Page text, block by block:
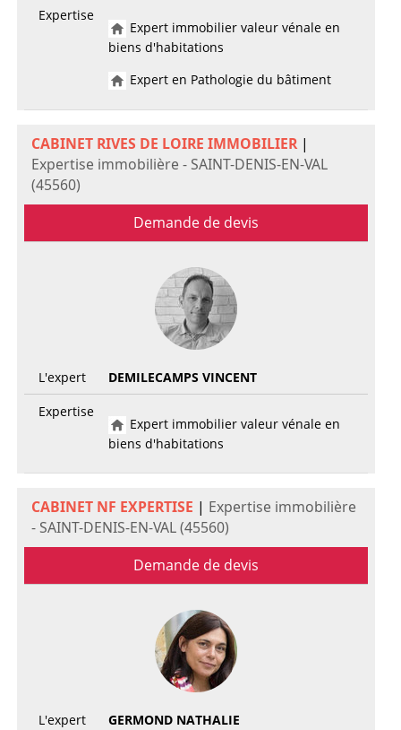
Expertise
Expert immobilier valeur vénale en
biens d'habitations
Expert en Pathologie du bâtiment
CABINET RIVES DE LOIRE IMMOBILIER|
Expertise immobilière - SAINT-DENIS-EN-VAL
(45560)
Demande de devis
L'expert
DEMILECAMPS VINCENT
Expertise
Expert immobilier valeur vénale en
biens d'habitations
CABINET NF EXPERTISE | Expertise immobilière
- SAINT-DENIS-EN-VAL (45560)
Demande de devis
L'expert GERMOND NATHALIE